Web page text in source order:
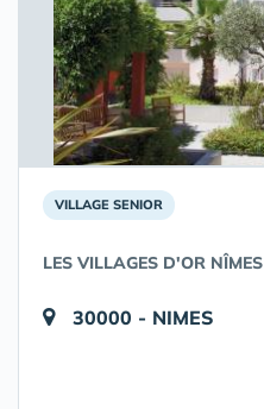
VILLAGE SENIOR
LES VILLAGES D'OR NÎMES
30000 - NIMES